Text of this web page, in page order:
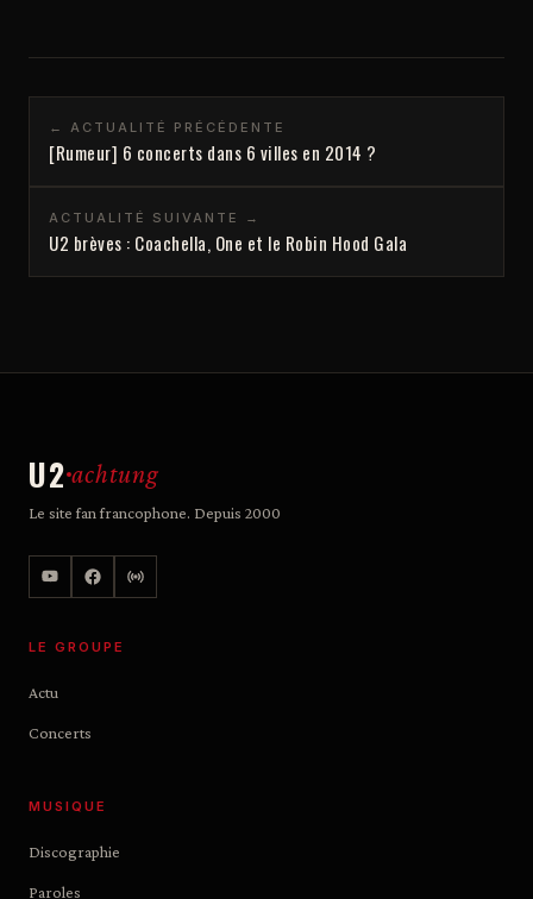
← ACTUALITÉ PRÉCÉDENTE
[Rumeur] 6 concerts dans 6 villes en 2014 ?
ACTUALITÉ SUIVANTE →
U2 brèves : Coachella, One et le Robin Hood Gala
U2 achtung
Le site fan francophone. Depuis 2000
LE GROUPE
Actu
Concerts
MUSIQUE
Discographie
Paroles